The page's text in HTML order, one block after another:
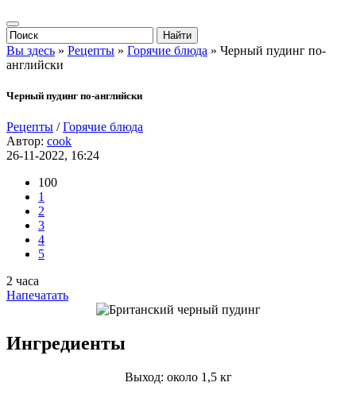
Вы здесь » Рецепты » Горячие блюда » Черный пудинг по-
английски
Черный пудинг по-английски
Рецепты /Горячие блюда
Автор: cook
26-11-2022, 16:24
100
1
2
3
4
5
2 часа
Напечатать
Ингредиенты
Выход: около 1,5 кг